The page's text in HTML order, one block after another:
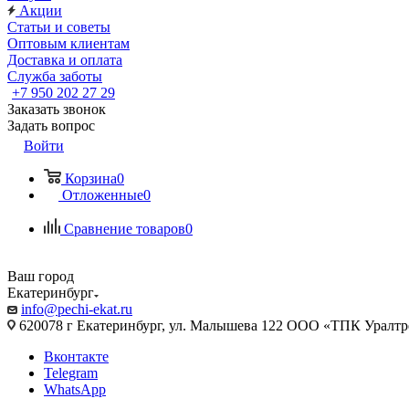
Акции
Статьи и советы
Оптовым клиентам
Доставка и оплата
Служба заботы
+7 950 202 27 29
Заказать звонок
Задать вопрос
Войти
Корзина0
Отложенные0
Сравнение товаров0
Ваш город
Екатеринбург
info@pechi-ekat.ru
620078 г Екатеринбург, ул. Малышева 122 ООО «ТПК
Вконтакте
Telegram
WhatsApp